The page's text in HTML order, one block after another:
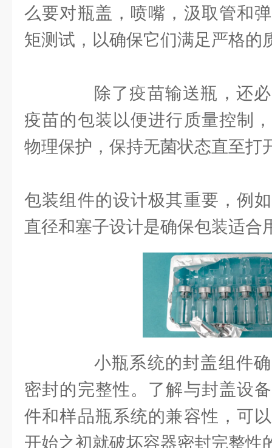
么要对瓶盖，喷嘴，汲取管和
矩测试，以确保它们满足严格的
除了疫苗输送瓶，还必
疫苗的包装以便进行质量控制
物理保护，保持无菌状态直至打
包装组件的设计极其重要，例
直径和塞子设计是确保包装适合
小瓶系统的封盖组件确
密封的完整性。了解与封盖设
件和样品瓶系统的兼容性，可
开始之初就破坏容器密封完整性